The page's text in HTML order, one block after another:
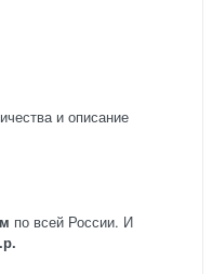
и описание
по всей России. И